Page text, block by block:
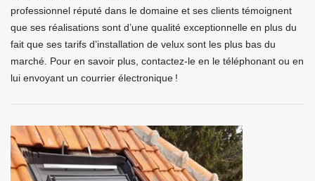
professionnel réputé dans le domaine et ses clients témoignent
que ses réalisations sont d’une qualité exceptionnelle en plus du
fait que ses tarifs d’installation de velux sont les plus bas du
marché. Pour en savoir plus, contactez-le en le téléphonant ou en
lui envoyant un courrier électronique !